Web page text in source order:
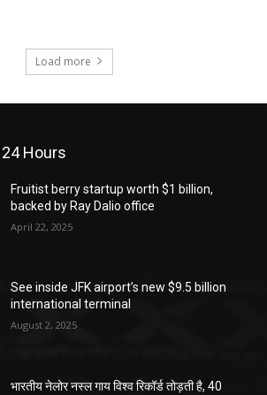
Load more
24 Hours
Fruitist berry startup worth $1 billion,
backed by Ray Dalio office
April 22, 2025
See inside JFK airport’s new $9.5 billion
international terminal
August 2, 2025
भारतीय नेलोर नस्ल गाय विश्व रिकॉर्ड तोड़ती है, 40